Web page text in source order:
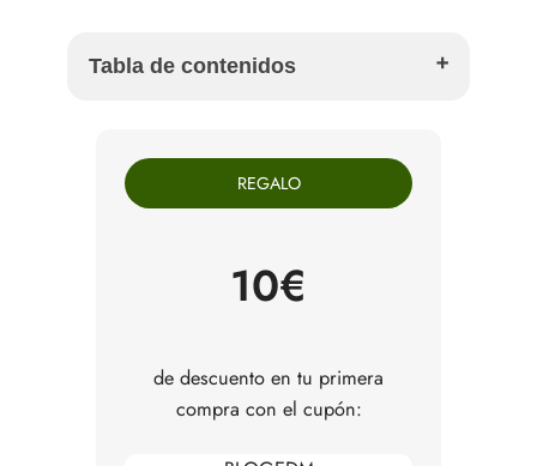
Tabla de contenidos
Cómo preparar wok de pollo con verduras paso
a paso
Por qué la salsa de soja y miel funciona tan bien
Consejos para comprar los ingredientes
verduras
REGALO
10€
de descuento en tu primera
compra con el cupón: